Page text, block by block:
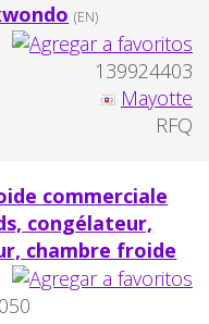
(EN)
139924403
Mayotte
RFQ
commerciale
congélateur,
chambre froide